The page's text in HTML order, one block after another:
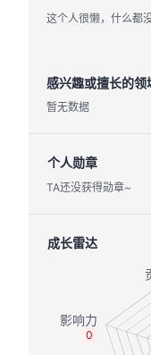
这个人很懒，什么都
感兴趣或擅长的领
暂无数据
个人勋章
TA还没获得勋章~
成长雷达
0